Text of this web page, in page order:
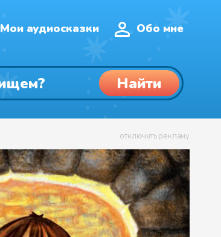
Мои аудиосказки Обо мне
Найти
отключить рекламу